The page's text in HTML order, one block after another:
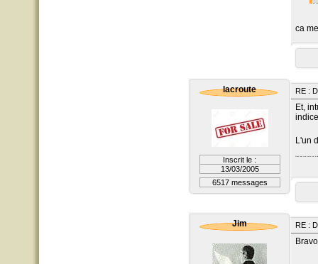
ca
lacroute
Inscrit le :
13/03/2005
6517 messages
RE :
Et,
L'un
Jim RE :